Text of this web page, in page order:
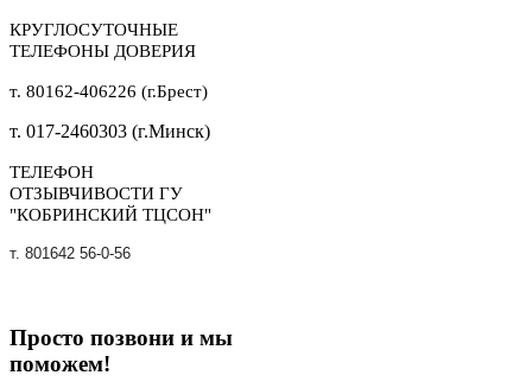
КРУГЛОСУТОЧНЫЕ
ТЕЛЕФОНЫ ДОВЕРИЯ
т. 80162-406226 (г.Брест)
т. 017-2460303 (г.Минск)
ТЕЛЕФОН
ОТЗЫВЧИВОСТИ ГУ
"КОБРИНСКИЙ ТЦСОН"
т. 801642 56-0-56
Просто позвони и мы
поможем!